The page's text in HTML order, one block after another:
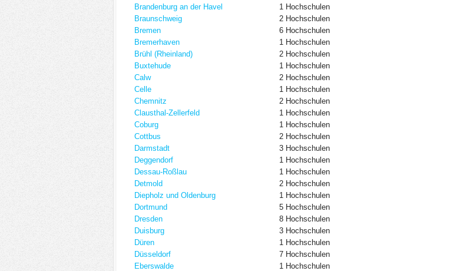
Brandenburg an der Havel
1 Hochschulen
Braunschweig
2 Hochschulen
Bremen
6 Hochschulen
Bremerhaven
1 Hochschulen
Brühl (Rheinland)
2 Hochschulen
Buxtehude
1 Hochschulen
Calw
2 Hochschulen
Celle
1 Hochschulen
Chemnitz
2 Hochschulen
Clausthal-Zellerfeld
1 Hochschulen
Coburg
1 Hochschulen
Cottbus
2 Hochschulen
Darmstadt
3 Hochschulen
Deggendorf
1 Hochschulen
Dessau-Roßlau
1 Hochschulen
Detmold
2 Hochschulen
Diepholz und Oldenburg
1 Hochschulen
Dortmund
5 Hochschulen
Dresden
8 Hochschulen
Duisburg
3 Hochschulen
Düren
1 Hochschulen
Düsseldorf
7 Hochschulen
Eberswalde
1 Hochschulen